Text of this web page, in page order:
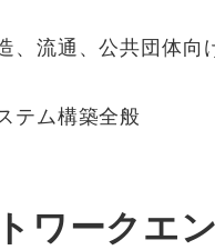
流通、公共団体向
テム構築全般
ワークエン